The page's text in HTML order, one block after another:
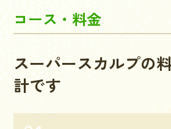
コース・料金
スーパースカルプの
計です